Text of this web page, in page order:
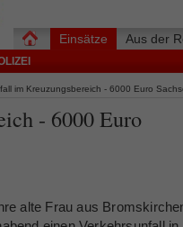
Einsätze Aus der
im Kreuzungsbereich - 6000 Euro
- 6000 Euro
alte Frau aus